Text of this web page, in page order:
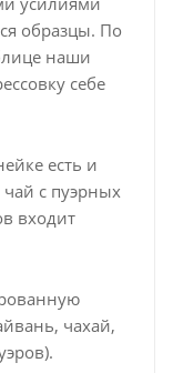
образцы. По
наши
себе
есть и
с пуэрных
входит
чахай,